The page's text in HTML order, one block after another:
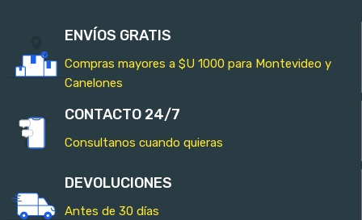
ENVÍOS GRATIS
Compras mayores a $U 1000 para Montevideo y
Canelones
CONTACTO 24/7
Consultanos cuando quieras
DEVOLUCIONES
Antes de 30 días